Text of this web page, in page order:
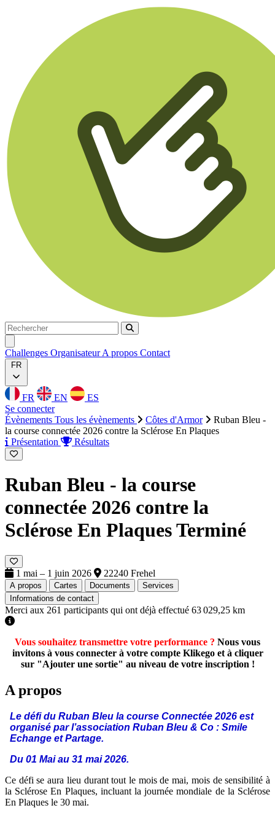
Rechercher
Rechercher
Challenges OrganisateurA propos Contact
FR
FR EN
ES
Se connecter
Évènements Tous les évènements Côtes d'Armor
Ruban Bleu -
la course connectée 2026 contre la Sclérose En Plaques
Présentation
Résultats
Ruban Bleu - la course
connectée 2026 contre la
Sclérose En PlaquesTerminé
1 mai – 1 juin 2026 22240 Frehel
A propos Cartes Documents
Services
Informations de contact
Merci aux 261 participants qui ont déjà effectué 63 029,25 km
Vous souhaitez transmettre votre performance ? Nous vous
invitons à vous connecter à votre compte Klikego et à cliquer
sur "Ajouter une sortie" au niveau de votre inscription !
A propos
Le défi du Ruban Bleu la course Connectée 2026 est
organisé par l’association Ruban Bleu & Co : Smile
Echange et Partage.
Du 01 Mai au 31 mai 2026.
Ce défi se aura lieu durant tout le mois de mai, mois de sensibilité à
la Sclérose En Plaques, incluant la journée mondiale de la Sclérose
En Plaques le 30 mai.